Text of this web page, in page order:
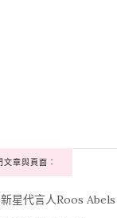
文章與頁面︰
星代言人Roos Abels